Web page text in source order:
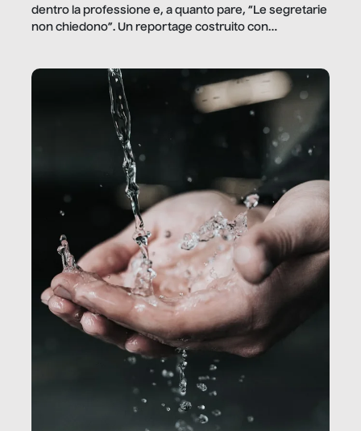
dentro la professione e, a quanto pare, “Le segretarie
non chiedono”. Un reportage costruito con